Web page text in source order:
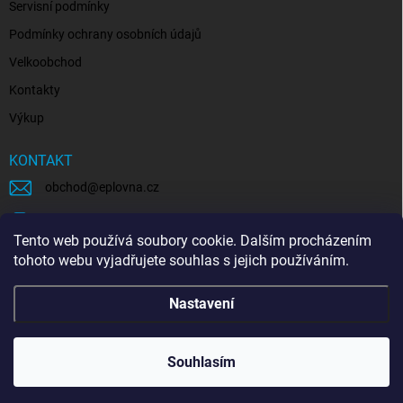
Tento web používá soubory cookie. Dalším procházením
tohoto webu vyjadřujete souhlas s jejich používáním.
Nastavení
Souhlasím
Servisní podmínky
Podmínky ochrany osobních údajů
Velkoobchod
Kontakty
Výkup
KONTAKT
obchod @eplovna.cz
eplovna.cz